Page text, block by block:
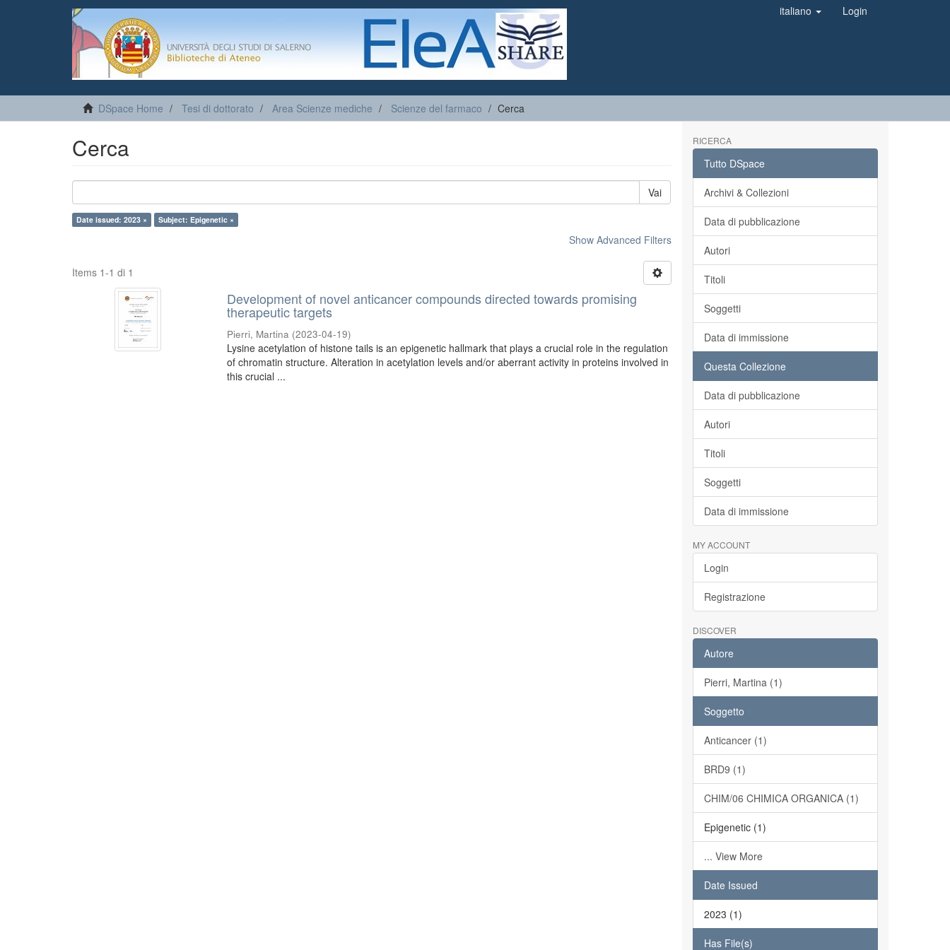
italiano Login
DSpace Home Tesi di dottorato Area Scienze mediche Scienze del farmaco Cerca
Cerca
Vai
Date issued: 2023 × Subject: Epigenetic ×
Show Advanced Filters
Items 1-1 di 1
Development of novel anticancer compounds directed towards promising
therapeutic targets
Pierri, Martina (2023-04-19)
Lysine acetylation of histone tails is an epigenetic hallmark that plays a crucial role in the regulation
of chromatin structure. Alteration in acetylation levels and/or aberrant activity in proteins involved in
this crucial ...
RICERCA
Tutto DSpace
Archivi & Collezioni
Data di pubblicazione
Autori
Titoli
Soggetti
Data di immissione
Questa Collezione
Data di pubblicazione
Autori
Titoli
Soggetti
Data di immissione
MY ACCOUNT
Login
Registrazione
DISCOVER
Autore
Pierri, Martina (1)
Soggetto
Anticancer (1)
BRD9 (1)
CHIM/06 CHIMICA ORGANICA (1)
Epigenetic (1)
... View More
Date Issued
2023 (1)
Has File(s)